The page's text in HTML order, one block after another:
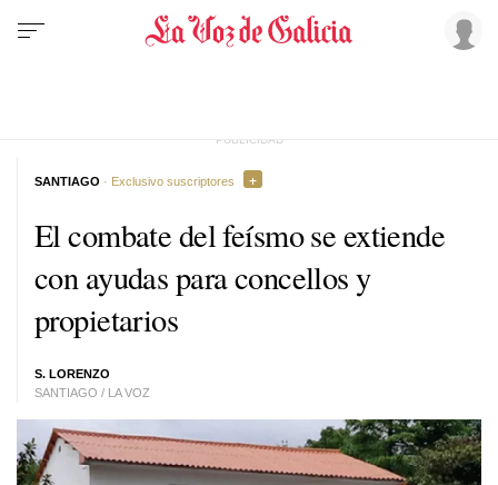
El combate del feísmo se extiende
con ayudas para concellos y
propietarios
S. LORENZO
SANTIAGO / LA VOZ
SANTIAGO · Exclusivo suscriptores